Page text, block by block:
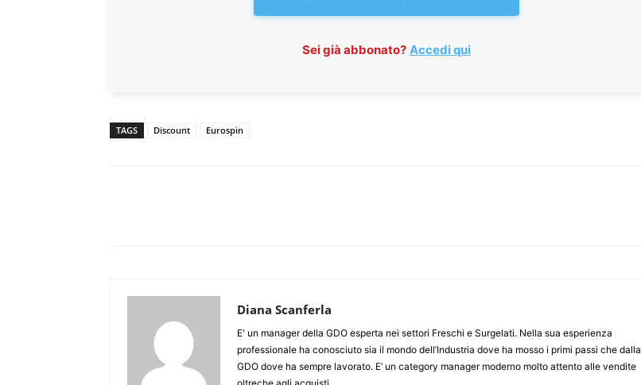
Sei già abbonato? Accedi qui
TAGS Discount Eurospin
Diana Scanferla
E' un manager della GDO esperta nei settori Freschi e Surgelati. Nella sua esperienza
professionale ha conosciuto sia il mondo dell’Industria dove ha mosso i primi passi che dalla
GDO dove ha sempre lavorato. E’ un category manager moderno molto attento alle vendite